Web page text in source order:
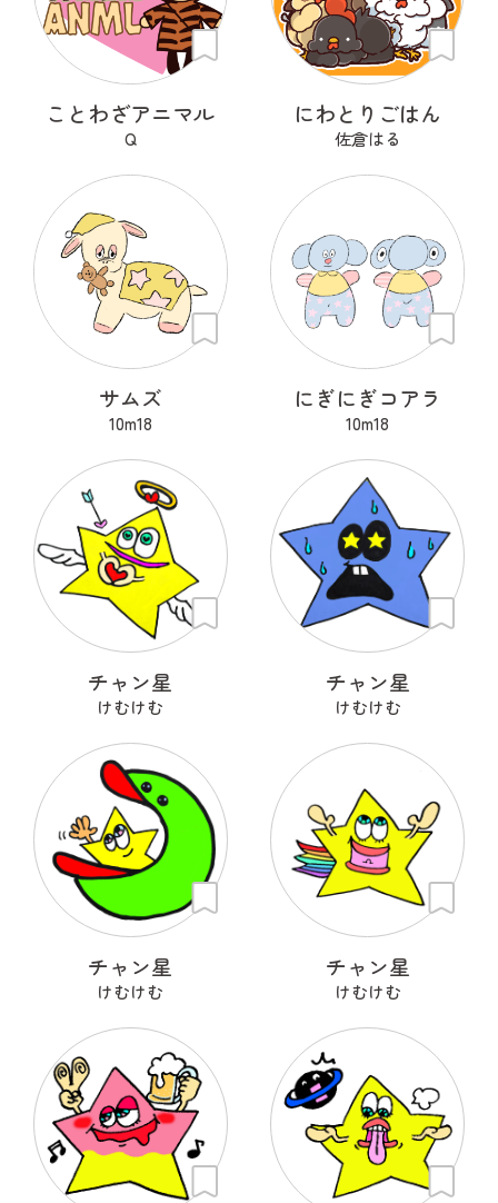
ことわざアニマル
Q
にわとりごはん
佐倉はる
サムズ
10m18
にぎにぎコアラ
10m18
チャン星
けむけむ
チャン星
けむけむ
チャン星
けむけむ
チャン星
けむけむ